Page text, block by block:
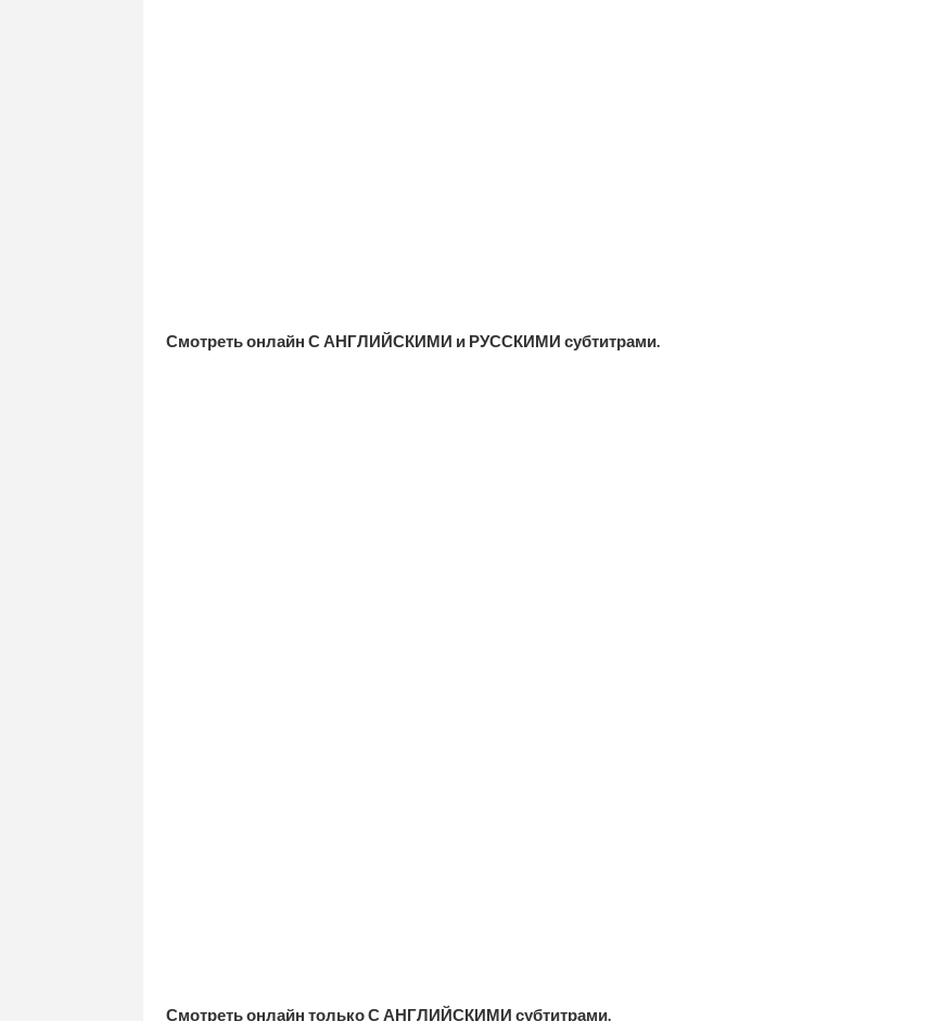
Смотреть онлайн С АНГЛИЙСКИМИ и РУССКИМИ субтитрами.
Смотреть онлайн только С АНГЛИЙСКИМИ субтитрами.